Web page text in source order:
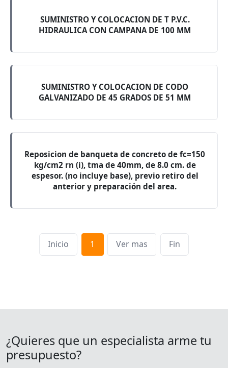
SUMINISTRO Y COLOCACION DE T P.V.C.
HIDRAULICA CON CAMPANA DE 100 MM
SUMINISTRO Y COLOCACION DE CODO
GALVANIZADO DE 45 GRADOS DE 51 MM
Reposicion de banqueta de concreto de fc=150
kg/cm2 rn (i), tma de 40mm, de 8.0 cm. de
espesor. (no incluye base), previo retiro del
anterior y preparación del area.
Inicio 1 Ver mas Fin
¿Quieres que un especialista arme tu
presupuesto?